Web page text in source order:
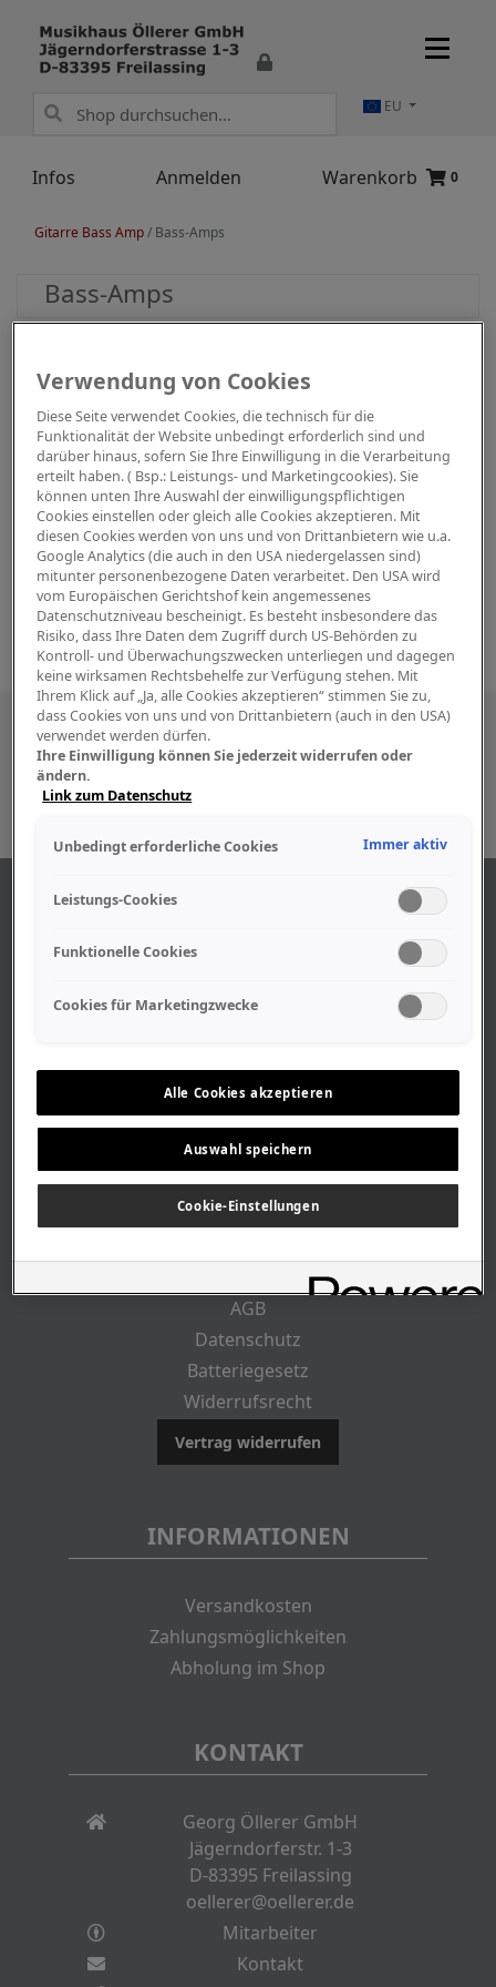
Infos Anmelden Warenkorb 0
EU
Gitarre Bass Amp/ Bass-Amps
Bass-Amps
Besuchen Sie uns auch in den sozialen
Medien
Geschäftszeiten
Stellenangebote
Geschichte
RECHTLICHES
AGB
Datenschutz
Batteriegesetz
Widerrufsrecht
Vertrag widerrufen
INFORMATIONEN
Versandkosten
Zahlungsmöglichkeiten
Abholung im Shop
KONTAKT
Georg Öllerer GmbH
Jägerndorferstr. 1-3
D-83395 Freilassing
oellerer@oellerer.de
Mitarbeiter
Kontakt
Verwendung von Cookies
Diese Seite verwendet Cookies, die technisch für die
Funktionalität der Website unbedingt erforderlich sind und
darüber hinaus, sofern Sie Ihre Einwilligung in die Verarbeitung
erteilt haben. ( Bsp.: Leistungs- und Marketingcookies). Sie
können unten Ihre Auswahl der einwilligungspflichtigen
Cookies einstellen oder gleich alle Cookies akzeptieren. Mit
diesen Cookies werden von uns und von Drittanbietern wie u.a.
Google Analytics (die auch in den USA niedergelassen sind)
mitunter personenbezogene Daten verarbeitet. Den USA wird
vom Europäischen Gerichtshof kein angemessenes
Datenschutzniveau bescheinigt. Es besteht insbesondere das
Risiko, dass Ihre Daten dem Zugriff durch US-Behörden zu
Kontroll- und Überwachungszwecken unterliegen und dagegen
keine wirksamen Rechtsbehelfe zur Verfügung stehen. Mit
Ihrem Klick auf „Ja, alle Cookies akzeptieren“ stimmen Sie zu,
dass Cookies von uns und von Drittanbietern (auch in den USA)
verwendet werden dürfen.
Ihre Einwilligung können Sie jederzeit widerrufen oder
ändern.
Link zum Datenschutz
Unbedingt erforderliche Cookies Immer aktiv
Leistungs-Cookies
Funktionelle Cookies
Cookies für Marketingzwecke
Alle Cookies akzeptieren
Auswahl speichern
Cookie-Einstellungen